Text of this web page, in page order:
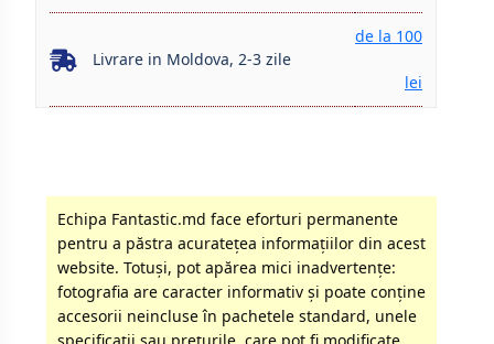
Livrare in Moldova, 2-3 zile
de la 100
lei
Echipa Fantastic.md face eforturi permanente
pentru a păstra acurateţea informaţiilor din acest
website. Totuși, pot apărea mici inadvertenţe:
fotografia are caracter informativ şi poate conţine
accesorii neincluse în pachetele standard, unele
specificaţii sau preţurile, care pot fi modificate